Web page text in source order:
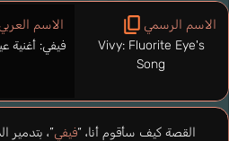
القصة كيف سأقوم أنا، “فيفي”، بتدمير
الاسم الرسمي
Vivy: Fluorite Eye's
Song
الاسم العربي
فيفي: أغنية